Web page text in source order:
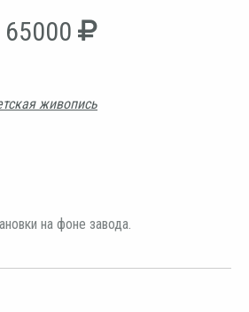
65000
живопись
на фоне завода.